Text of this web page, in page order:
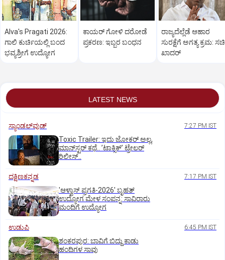
Alva's Pragati 2026:
ಗಾಲಿ ಕುರ್ಚಿಯಲ್ಲಿ ಬಂದ
ಭವ್ಯಶ್ರೀಗೆ ಉದ್ಯೋಗ
ಕಾಯರ್ ಗೋಳಿ ದರೋಡೆ
ಪ್ರಕರಣ: ಇಬ್ಬರ ಬಂಧನ
ರಾಜ್ಯದೆಲ್ಲೆಡೆ ಆಹಾರ
ಸುರಕ್ಷೆಗೆ ಅಗತ್ಯ ಕ್ರಮ:
ಖಾದರ್
LATEST NEWS
ಸ್ಯಾಂಡಲ್‌ವುಡ್‌ 7:27 PM IST
Toxic Trailer: ಇದು ಜೋಕರ್‌ ಅಲ್ಲ,
ಮಾನ್‌ಸ್ಟರ್‌ ಕಥೆ.. ʼಟಾಕ್ಸಿಕ್‌ʼ ಟ್ರೇಲರ್‌
ರಿಲೀಸ್..
ದಕ್ಷಿಣಕನ್ನಡ 7:17 PM IST
'ಆಳ್ವಾಸ್‌ ಪ್ರಗತಿ-2026' ಬೃಹತ್
ಉದ್ಯೋಗ ಮೇಳ ಸಂಪನ್ನ: ಸಾವಿರಾರು
ಮಂದಿಗೆ ಉದ್ಯೋಗ
ಉಡುಪಿ 6:45 PM IST
ಶಂಕರಪುರ: ಬಾವಿಗೆ ಬಿದ್ದು ಕಾಡು
ಹಂದಿಗಳ ಸಾವು